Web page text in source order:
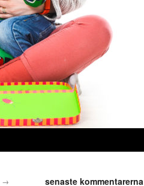
→ senaste kommentarerna